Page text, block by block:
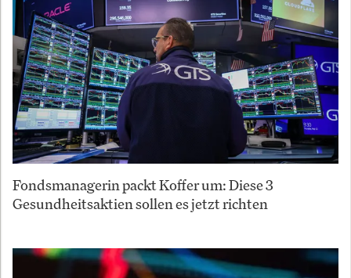
Fondsmanagerin packt Koffer um: Diese 3
Gesundheitsaktien sollen es jetzt richten